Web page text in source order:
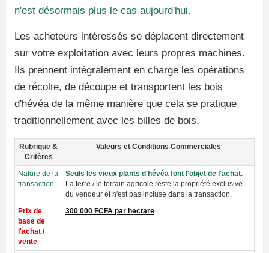
n'est désormais plus le cas aujourd'hui.
Les acheteurs intéressés se déplacent directement
sur votre exploitation avec leurs propres machines.
Ils prennent intégralement en charge les opérations
de récolte, de découpe et transportent les bois
d'hévéa de la même manière que cela se pratique
traditionnellement avec les billes de bois.
Rubrique &
Critères
Valeurs et Conditions Commerciales
Nature de la
transaction
Seuls les vieux plants d'hévéa font l'objet de l'achat
La terre / le terrain agricole reste la propriété exclusive
du vendeur et n'est pas incluse dans la transaction.
Prix de
base de
l'achat /
vente
300 000 FCFA par hectare